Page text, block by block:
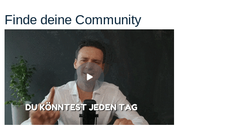
Finde deine Community